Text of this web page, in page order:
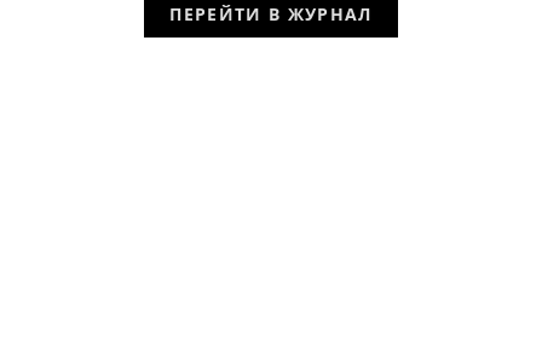
ПЕРЕЙТИ В ЖУРНАЛ